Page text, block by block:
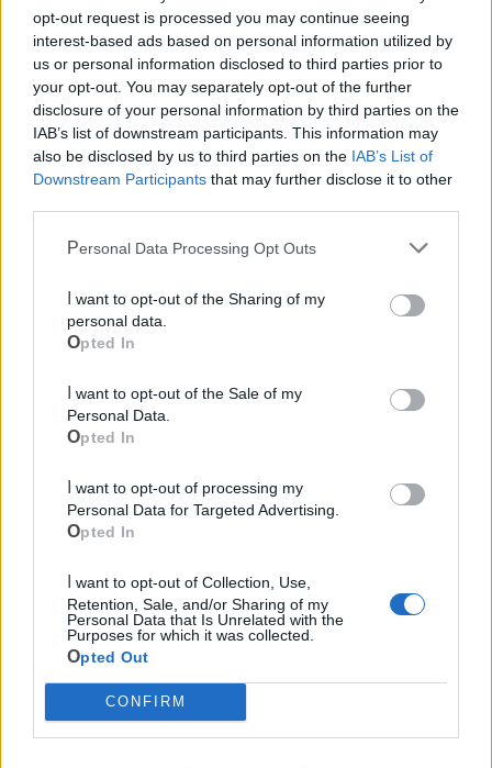
opt-out request is processed you may continue seeing
interest-based ads based on personal information utilized by
us or personal information disclosed to third parties prior to
your opt-out. You may separately opt-out of the further
disclosure of your personal information by third parties on the
IAB’s list of downstream participants. This information may
also be disclosed by us to third parties on the IAB’s List of
Downstream Participants that may further disclose it to other
Personal Data Processing Opt Outs
personal data.
Opted In
Personal Data.
Opted In
Personal Data for Targeted Advertising.
Opted In
Retention, Sale, and/or Sharing of my
Personal Data that Is Unrelated with the
Purposes for which it was collected.
Opted Out
CONFIRM
Mondo CIA
Cia Agricoltori Italiani | Puglia - Area Due
Scopri tutte le notizie, gli eventi e la Web TV di Cia Puglia - Area
Le ultime notizie di Massafra